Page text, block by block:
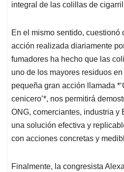
integral de las colillas de
En el mismo sentido, cuestionó
acción realizada diariamente
fumadores ha hecho que las
uno de los mayores residuos
pequeña gran acción llamada
cenicero’*, nos permitirá
ONG, comerciantes, industria y
una solución efectiva y
con acciones concretas y
Finalmente, la congresista